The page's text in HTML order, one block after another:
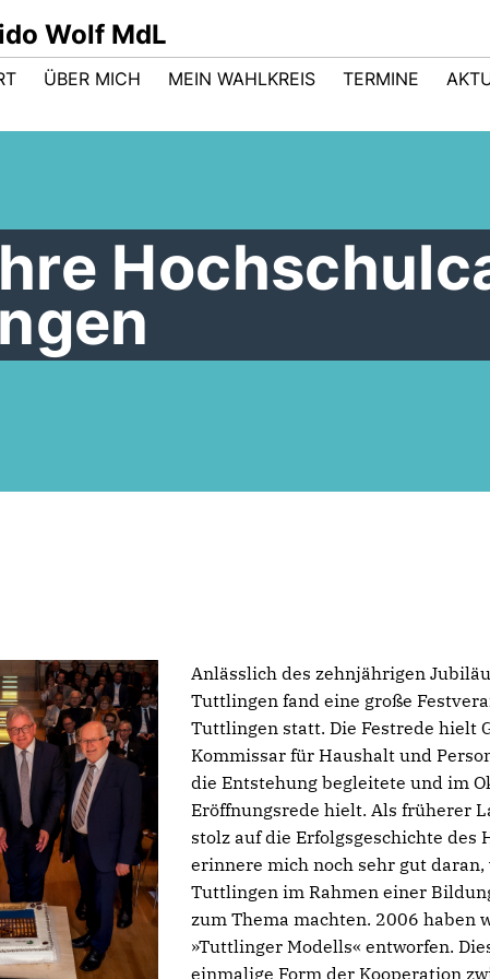
Wolf MdL
ÜBER MICH MEIN WAHLKREIS TERMINE
Anlässlich des zehnjährigen
Tuttlingen fand eine große
Tuttlingen statt. Die Festrede hielt
Kommissar für Haushalt und
die Entstehung begleitete und im
Eröffnungsrede hielt. Als früherer
stolz auf die Erfolgsgeschichte des
erinnere mich noch sehr gut
Tuttlingen im Rahmen einer
zum Thema machten. 2006 haben
»Tuttlinger Modells« entworfen.
einmalige Form der Kooperation